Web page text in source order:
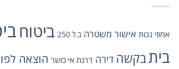
אחוזי נכות אישור משטרה ב.ל 250 ביטוח
ביתבקשה דירה דרגת אי כושר הוצאה